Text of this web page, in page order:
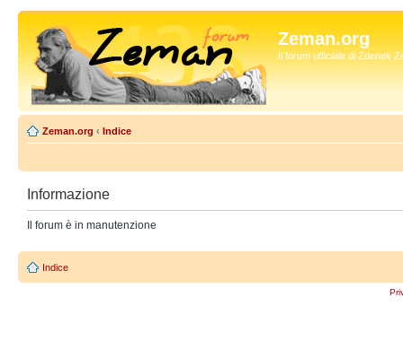
Zeman.org
Il forum ufficiale di Zdenek
Zeman.org ‹ Indice
Informazione
Il forum è in manutenzione
Indice